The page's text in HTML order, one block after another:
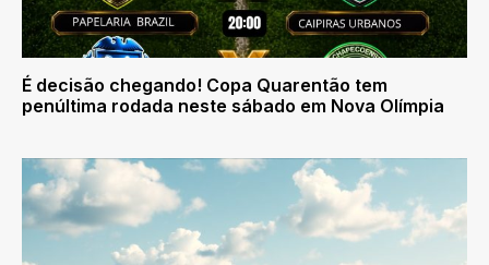
É decisão chegando! Copa Quarentão tem
penúltima rodada neste sábado em Nova Olímpia